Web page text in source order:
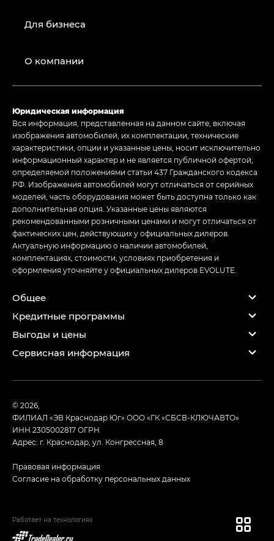
Для бизнеса
О компании
Юридическая информация
Вся информация, представленная на данном сайте, включая
изображения автомобилей, их комплектации, технические
характеристики, опции и указанные цены, носит исключительно
информационный характер и не является публичной офертой,
определяемой положениями статьи 437 Гражданского кодекса
РФ. Изображения автомобилей могут отличаться от серийных
моделей, часть оборудования может быть доступна только как
дополнительная опция. Указанные цены являются
рекомендованными розничными ценами и могут отличаться от
фактических цен, действующих у официальных дилеров.
Актуальную информацию о наличии автомобилей,
комплектациях, стоимости, условиях приобретения и
оформления уточняйте у официальных дилеров EVOLUTE.
Общее
Кредитные программы
Выгоды и цены
Сервисная информация
© 2026,
ФИЛИАЛ «ЭВ Краснодар Юг» ООО «ГК «СБСВ-КЛЮЧАВТО»
ИНН 2305002817ОГРН
Адрес: г. Краснодар, ул. Конгрессная, 8
Правовая информация
Согласие на обработку персональных данных
Работает на технологиях